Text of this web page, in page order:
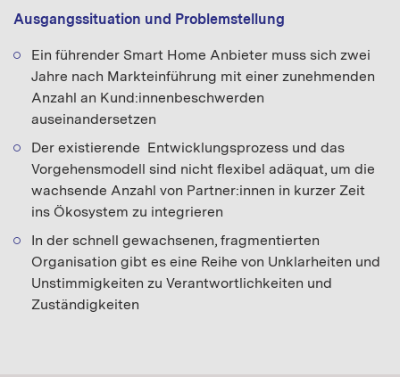
Ausgangssituation und Problemstellung
Ein führender Smart Home Anbieter muss sich zwei
Jahre nach Markteinführung mit einer zunehmenden
Anzahl an Kund:innenbeschwerden
auseinandersetzen
Der existierende Entwicklungsprozess und das
Vorgehensmodell sind nicht flexibel adäquat, um die
wachsende Anzahl von Partner:innen in kurzer Zeit
ins Ökosystem zu integrieren
In der schnell gewachsenen, fragmentierten
Organisation gibt es eine Reihe von Unklarheiten und
Unstimmigkeiten zu Verantwortlichkeiten und
Zuständigkeiten